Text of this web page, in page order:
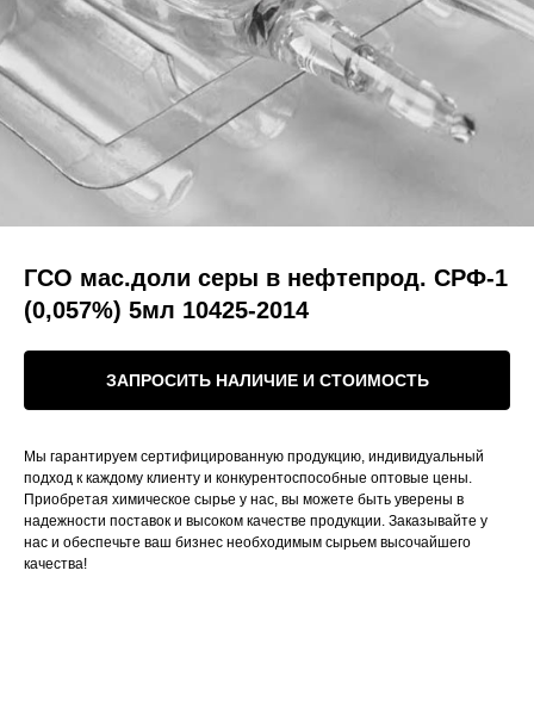
ГСО мас.доли серы в нефтепрод. СРФ-1
(0,057%) 5мл 10425-2014
ЗАПРОСИТЬ НАЛИЧИЕ И СТОИМОСТЬ
Мы гарантируем сертифицированную продукцию, индивидуальный
подход к каждому клиенту и конкурентоспособные оптовые цены.
Приобретая химическое сырье у нас, вы можете быть уверены в
надежности поставок и высоком качестве продукции. Заказывайте у
нас и обеспечьте ваш бизнес необходимым сырьем высочайшего
качества!